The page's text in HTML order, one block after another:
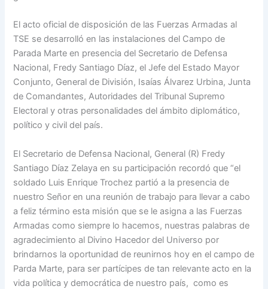
El acto oficial de disposición de las Fuerzas Armadas al
TSE se desarrolló en las instalaciones del Campo de
Parada Marte en presencia del Secretario de Defensa
Nacional, Fredy Santiago Díaz, el Jefe del Estado Mayor
Conjunto, General de División, Isaías Álvarez Urbina, Junta
de Comandantes, Autoridades del Tribunal Supremo
Electoral y otras personalidades del ámbito diplomático,
político y civil del país.
El Secretario de Defensa Nacional, General (R) Fredy
Santiago Díaz Zelaya en su participación recordó que “el
soldado Luis Enrique Trochez partió a la presencia de
nuestro Señor en una reunión de trabajo para llevar a cabo
a feliz término esta misión que se le asigna a las Fuerzas
Armadas como siempre lo hacemos, nuestras palabras de
agradecimiento al Divino Hacedor del Universo por
brindarnos la oportunidad de reunirnos hoy en el campo de
Parda Marte, para ser partícipes de tan relevante acto en la
vida política y democrática de nuestro país, como es